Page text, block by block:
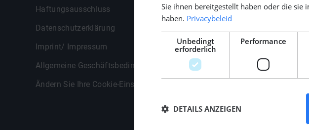
Haftungsausschluss
Datenschutzerklärung
Imprint/ Impressum
Allgemeine Geschäftsbedingungen
Ändern Sie Ihre Cookie-Einstellungen
Allgemeine Angaben
Sie ihnen bereitgestellt haben oder die sie
haben. Privacybeleid
Unbedingt
erforderlich
Performance
DETAILS ANZEIGEN